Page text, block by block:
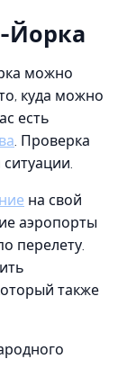
Йорка
можно
куда можно
есть
. Проверка
на свой
аэропорты
перелету.
также